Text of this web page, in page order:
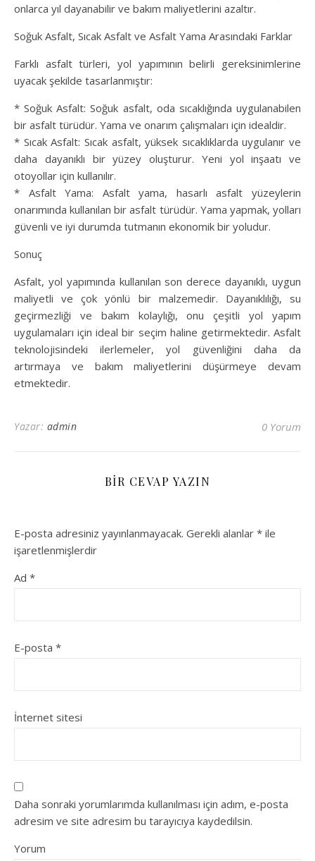
onlarca yıl dayanabilir ve bakım maliyetlerini azaltır.
Soğuk Asfalt, Sıcak Asfalt ve Asfalt Yama Arasındaki Farklar
Farklı asfalt türleri, yol yapımının belirli gereksinimlerine
uyacak şekilde tasarlanmıştır:
* Soğuk Asfalt: Soğuk asfalt, oda sıcaklığında uygulanabilen
bir asfalt türüdür. Yama ve onarım çalışmaları için idealdir.
* Sıcak Asfalt: Sıcak asfalt, yüksek sıcaklıklarda uygulanır ve
daha dayanıklı bir yüzey oluşturur. Yeni yol inşaatı ve
otoyollar için kullanılır.
* Asfalt Yama: Asfalt yama, hasarlı asfalt yüzeylerin
onarımında kullanılan bir asfalt türüdür. Yama yapmak, yolları
güvenli ve iyi durumda tutmanın ekonomik bir yoludur.
Sonuç
Asfalt, yol yapımında kullanılan son derece dayanıklı, uygun
maliyetli ve çok yönlü bir malzemedir. Dayanıklılığı, su
geçirmezliği ve bakım kolaylığı, onu çeşitli yol yapım
uygulamaları için ideal bir seçim haline getirmektedir. Asfalt
teknolojisindeki ilerlemeler, yol güvenliğini daha da
artırmaya ve bakım maliyetlerini düşürmeye devam
etmektedir.
Yazar: admin 0 Yorum
BIR CEVAP YAZIN
E-posta adresiniz yayınlanmayacak. Gerekli alanlar * ile
işaretlenmişlerdir
Ad *
E-posta *
İnternet sitesi
Daha sonraki yorumlarımda kullanılması için adım, e-posta
adresim ve site adresim bu tarayıcıya kaydedilsin.
Yorum